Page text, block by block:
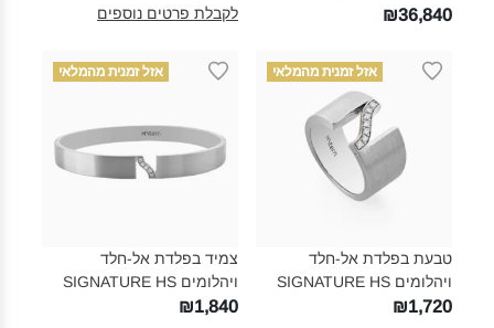
₪36,840
לקבלת פרטים נוספים
אזל זמנית מהמלאי
טבעת בפלדת אל-חלד
ויהלומים SIGNATURE HS‎
₪1,720
אזל זמנית מהמלאי
צמיד בפלדת אל-חלד
ויהלומים SIGNATURE HS‎
₪1,840